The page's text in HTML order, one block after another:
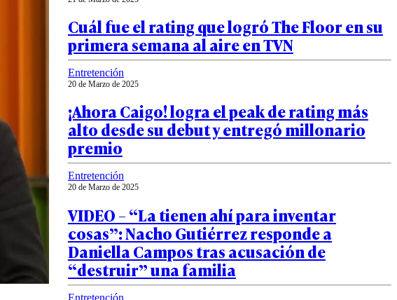
Cuál fue el rating que logró The Floor en su
primera semana al aire en TVN
Entretención
20 de Marzo de 2025
¡Ahora Caigo! logra el peak de rating más
alto desde su debut y entregó millonario
premio
Entretención
20 de Marzo de 2025
VIDEO – “La tienen ahí para inventar
cosas”: Nacho Gutiérrez responde a
Daniella Campos tras acusación de
“destruir” una familia
Entretención